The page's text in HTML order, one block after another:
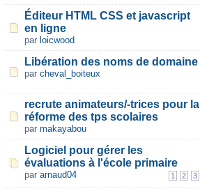
Éditeur HTML CSS et javascript
en ligne
par loicwood
Libération des noms de domaine
par cheval_boiteux
recrute animateurs/-trices pour la
réforme des tps scolaires
par makayabou
Logiciel pour gérer les
évaluations à l'école primaire
1 2 3
par arnaud04